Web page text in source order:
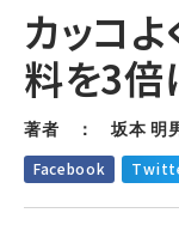
カッコ
料を3倍
著者 ： 坂本 明
Facebook